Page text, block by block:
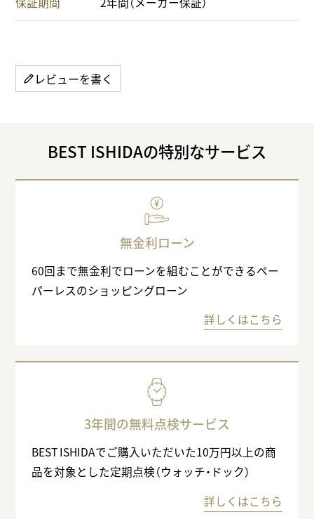
レビューを書く
BEST ISHIDAの特別なサービス
無金利ローン
60回まで無金利でローンを組むことができるペー
パーレスのショッピングローン
詳しくはこちら
3年間の無料点検サービス
BEST ISHIDAでご購入いただいた10万円以上の商
品を対象とした定期点検（ウォッチ・ドック）
詳しくはこちら